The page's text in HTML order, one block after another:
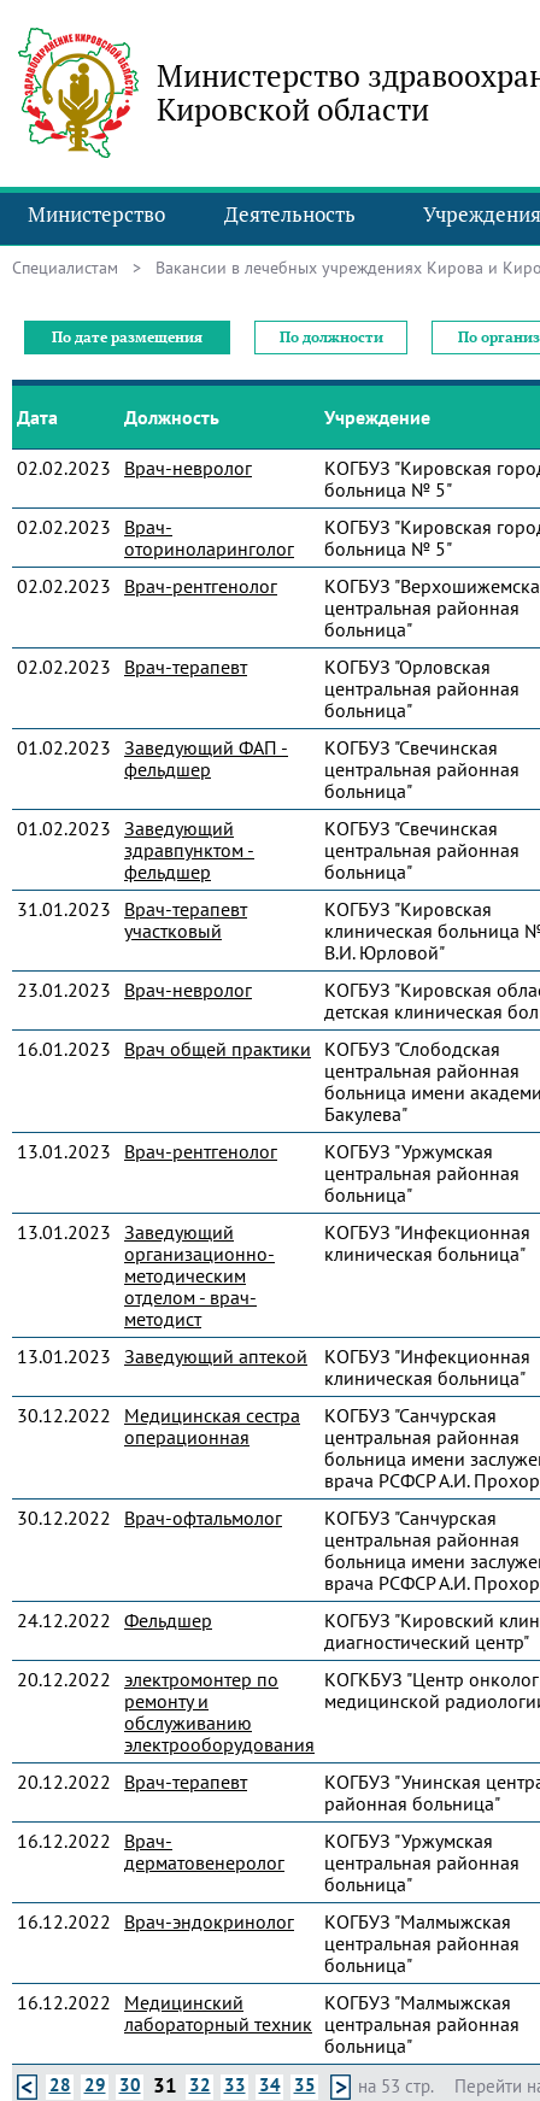
Министерство
Кировской области
Министерство Деятельность Учреждения
Специалистам > Вакансии в лечебных учреждениях Кирова и
По дате размещения По должности По
Дата Должность Учреждение
02.02.2023 Врач-невролог
КОГБУЗ "Кировская
больница № 5"
02.02.2023
Врач-
оториноларинголог
КОГБУЗ "Кировская
больница № 5"
02.02.2023
Врач-рентгенолог
КОГБУЗ
центральная районная
больница"
02.02.2023
Врач-терапевт
КОГБУЗ "Орловская
центральная районная
больница"
01.02.2023 Заведующий ФАП -
фельдшер
КОГБУЗ "Свечинская
центральная районная
больница"
01.02.2023 Заведующий
здравпунктом -
фельдшер
КОГБУЗ "Свечинская
центральная районная
больница"
31.01.2023
Врач-терапевт
участковый
КОГБУЗ "Кировская
клиническая больница
В.И. Юрловой"
23.01.2023
Врач-невролог
КОГБУЗ "Кировская
детская клиническая
16.01.2023
Врач общей практики
КОГБУЗ "Слободская
центральная районная
больница имени
Бакулева"
13.01.2023
Врач-рентгенолог
КОГБУЗ "Уржумская
центральная районная
больница"
13.01.2023 Заведующий
организационно-
методическим
отделом - врач-
методист
КОГБУЗ "Инфекционная
клиническая больница"
13.01.2023 Заведующий аптекой
КОГБУЗ "Инфекционная
клиническая больница"
30.12.2022
Медицинская сестра
операционная
КОГБУЗ "Санчурская
центральная районная
больница имени
врача РСФСР А.И.
30.12.2022
Врач-офтальмолог
КОГБУЗ "Санчурская
центральная районная
больница имени
врача РСФСР А.И.
24.12.2022 Фельдшер
КОГБУЗ "Кировский
диагностический центр"
20.12.2022 электромонтер по
ремонту и
обслуживанию
электрооборудования
КОГКБУЗ "Центр
медицинской
20.12.2022 Врач-терапевт
КОГБУЗ "Унинская
районная больница"
16.12.2022
Врач-
дерматовенеролог
КОГБУЗ "Уржумская
центральная районная
больница"
16.12.2022
Врач-эндокринолог
КОГБУЗ "Малмыжская
центральная районная
больница"
16.12.2022
Медицинский
лабораторный техник
КОГБУЗ "Малмыжская
центральная районная
больница"
Перейти
28 29 30 31 32 33 34 35 на 53 стр.